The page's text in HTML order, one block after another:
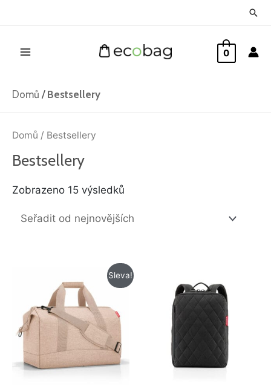
0
Domů / Bestsellery
Domů / Bestsellery
Bestsellery
Zobrazeno 15 výsledků
Sleva!
cena
byla:
1
385 Kč.
Aktuální
cena
1
108 Kč.